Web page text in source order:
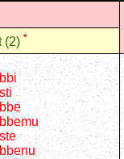
(2) *